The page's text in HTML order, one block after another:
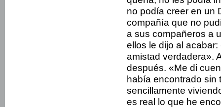
no podía creer en un
compañía que no
a sus compañeros a
ellos le dijo al
amistad verdadera».
después. «Me di
había encontrado sin
sencillamente
es real lo que he